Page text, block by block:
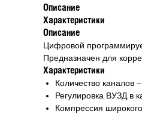
Описание
Характеристики
Описание
Цифровой
Предназначен для
Характеристики
Количество каналов
Регулировка ВУЗД в
Компрессия